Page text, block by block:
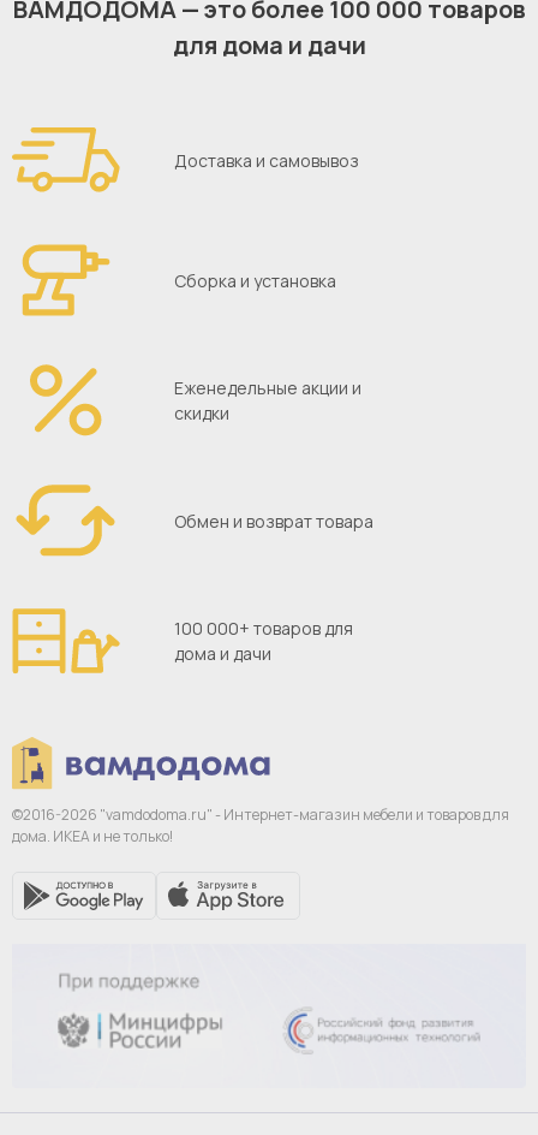
PDF
80261258
BESTÅ Samodomykające/dotykowe
zawiasy
PDF
HEDEVIKEN Front szuflady
ВАМДОДОМА — это более 100 000 товаров
для дома и дачи
Доставка и самовывоз
Сборка и установка
Еженедельные акции и
скидки
Обмен и возврат товара
100 000+ товаров для
дома и дачи
©2016-2026 "vamdodoma.ru" - Интернет-магазин мебели и товаров для
дома. ИКЕА и не только!